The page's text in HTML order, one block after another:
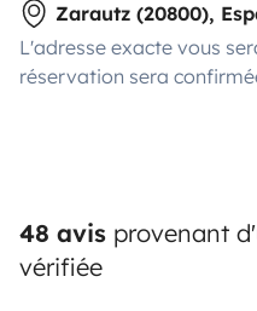
Zarautz (20800),
L'adresse exacte vous
réservation sera
48 avis provenant
vérifiée